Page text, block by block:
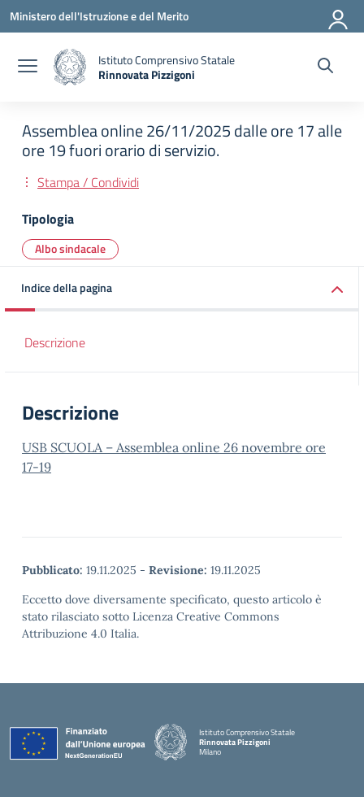
Vai ai contenuti
Vai al menu di navigazione
Vai al footer
Ministero dell'Istruzione e del Merito
Istituto Comprensivo Statale
Rinnovata Pizzigoni
Assemblea online 26/11/2025 dalle ore 17 alle
ore 19 fuori orario di servizio.
Stampa / Condividi
Tipologia
Albo sindacale
Indice della pagina
Descrizione
Descrizione
USB SCUOLA – Assemblea online 26 novembre ore
17-19
Pubblicato: 19.11.2025 - Revisione: 19.11.2025
Eccetto dove diversamente specificato, questo articolo è
stato rilasciato sotto Licenza Creative Commons
Attribuzione 4.0 Italia.
Istituto Comprensivo Statale
Rinnovata Pizzigoni
Milano